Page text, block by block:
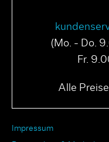
(Mo. - Do.
Fr.
Alle
Impressum